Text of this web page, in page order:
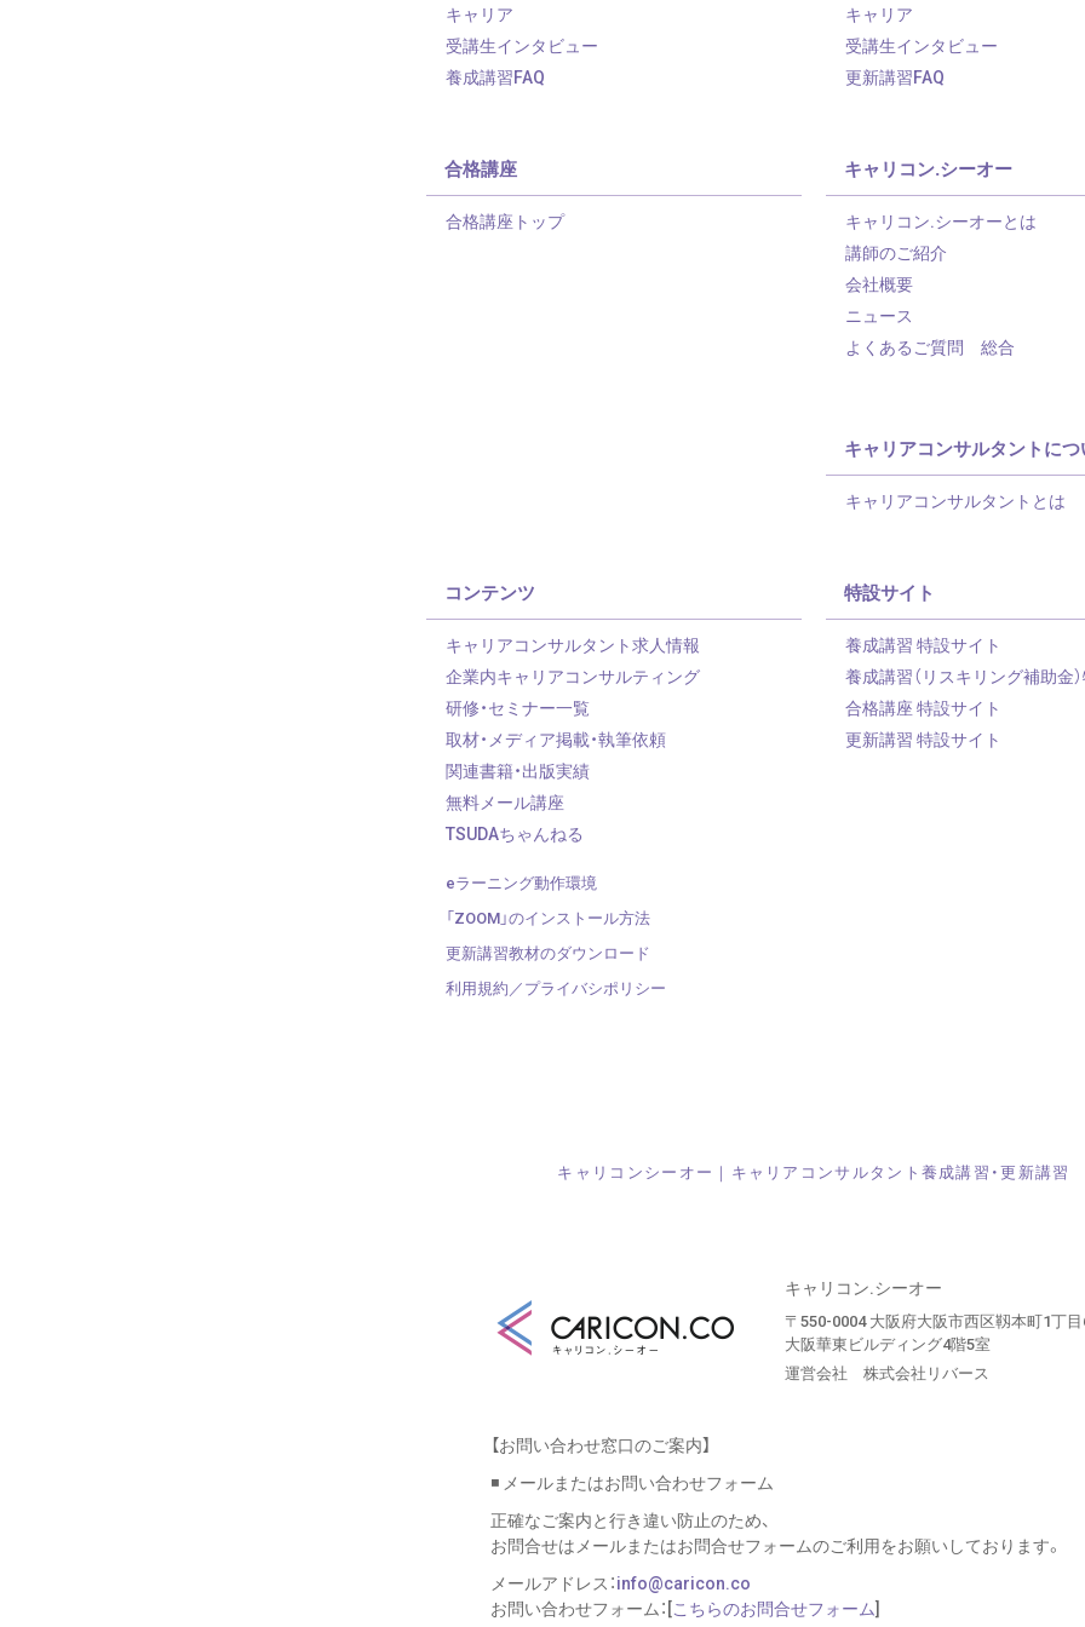
キャリア
受講生インタビュー
養成講習FAQ
キャリア
受講生インタビュー
更新講習FAQ
合格講座
合格講座トップ
キャリコン.シーオー
キャリコン.シーオーとは
講師のご紹介
会社概要
ニュース
よくあるご質問 総合
キャリアコンサルタントに
キャリアコンサルタントとは
コンテンツ
キャリアコンサルタント求人情報
企業内キャリアコンサルティング
研修・セミナー一覧
取材・メディア掲載・執筆依頼
関連書籍・出版実績
無料メール講座
TSUDAちゃんねる
eラーニング動作環境
「ZOOM」のインストール方法
更新講習教材のダウンロード
利用規約／プライバシポリシー
特設サイト
養成講習 特設サイト
養成講習（リスキリング補助金）
合格講座 特設サイト
更新講習 特設サイト
キャリコンシーオー｜ キャリアコンサルタント養成講習・更新講習
キャリコン.シーオー
〒550-0004 大阪府大阪市西区靱本町1丁
大阪華東ビルディング4階5室
運営会社 株式会社リバース
【お問い合わせ窓口のご案内】
◾️ メールまたはお問い合わせフォーム
正確なご案内と行き違い防止のため、
お問合せはメールまたはお問合せフォームのご利用をお願いしております。
メールアドレス：info@caricon.co
お問い合わせフォーム：[こちらのお問合せフォーム]